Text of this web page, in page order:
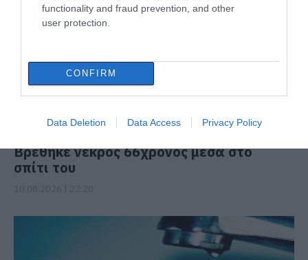
functionality and fraud prevention, and other
user protection.
CONFIRM
Data Deletion Data Access Privacy Policy
Βρέθηκε νεκρός 66χρονος μέσα στο
σπίτι του